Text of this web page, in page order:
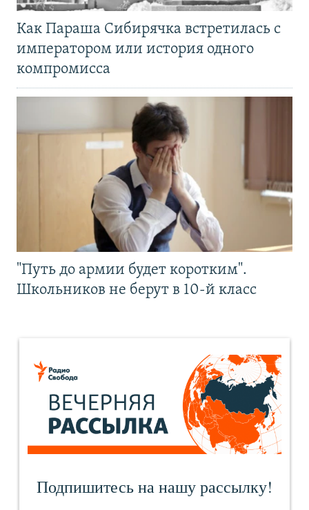
Как Параша Сибирячка встретилась с
императором или история одного
компромисса
"Путь до армии будет коротким".
Школьников не берут в 10-й класс